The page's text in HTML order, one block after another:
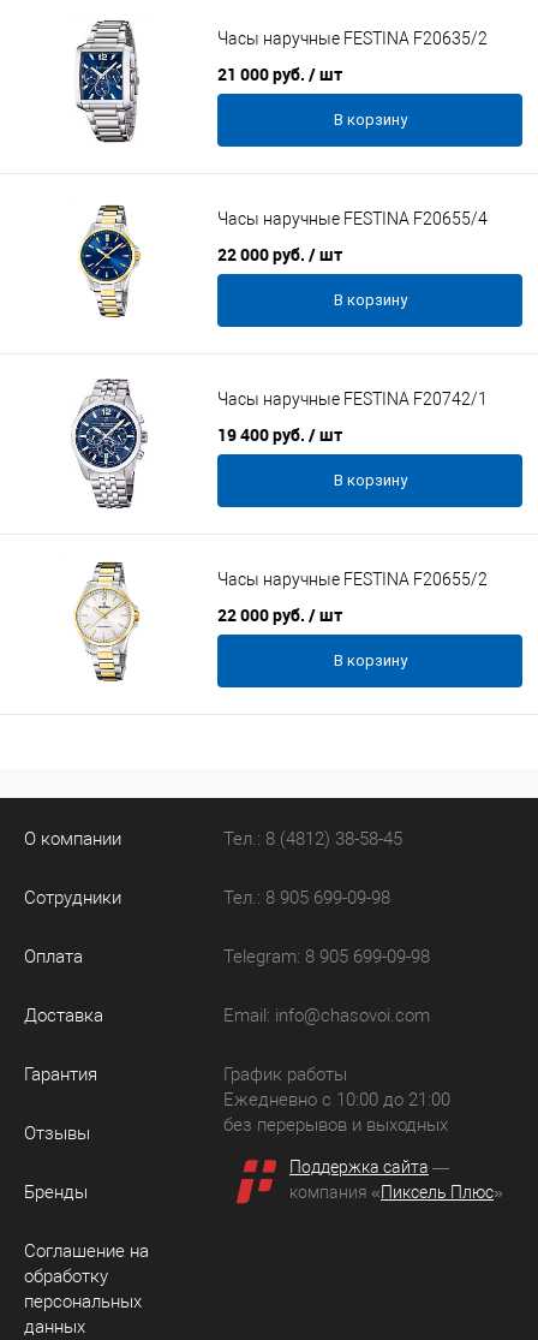
Часы наручные FESTINA F20635/2
21 000 руб. / шт
В корзину
Часы наручные FESTINA F20655/4
22 000 руб. / шт
В корзину
Часы наручные FESTINA F20742/1
19 400 руб. / шт
В корзину
Часы наручные FESTINA F20655/2
22 000 руб. / шт
В корзину
О компании
Сотрудники
Оплата
Доставка
Гарантия
Отзывы
Бренды
Соглашение на
обработку
персональных
данных
Тел.: 8 (4812) 38-58-45
Тел.: 8 905 699-09-98
Telegram: 8 905 699-09-98
Email: info@chasovoi.com
График работы
Ежедневно с 10:00 до 21:00
без перерывов и выходных
Поддержка сайта —
компания «Пиксель Плюс»